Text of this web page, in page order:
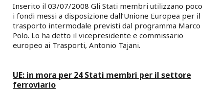
Inserito il 03/07/2008 Gli Stati membri utilizzano poco
i fondi messi a disposizione dall’Unione Europea per il
trasporto intermodale previsti dal programma Marco
Polo. Lo ha detto il vicepresidente e commissario
europeo ai Trasporti, Antonio Tajani.
UE: in mora per 24 Stati membri per il settore
ferroviario